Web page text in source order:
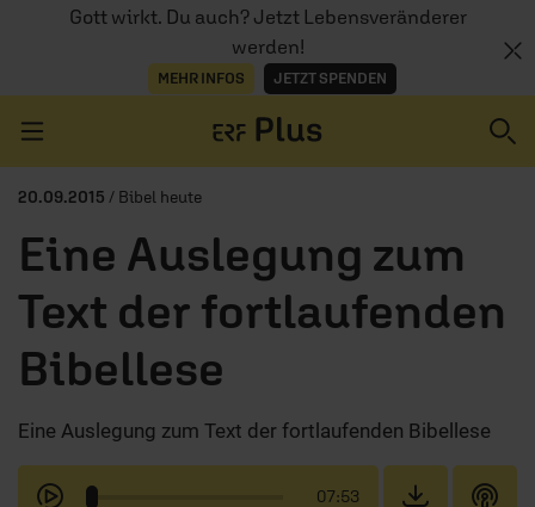
Gott wirkt. Du auch? Jetzt Lebensveränderer
werden!
MEHR INFOS JETZT SPENDEN
AUDIOTHEK
PROGRAMM
MITMACHEN
PODCASTS
20.09.2015 / Bibel heute
Eine Auslegung zum
Text der fortlaufenden
Bibellese
Eine Auslegung zum Text der fortlaufenden Bibellese
07:53